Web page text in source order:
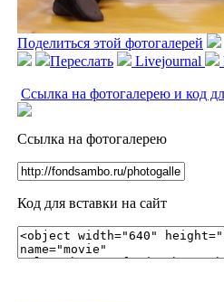
Поделиться этой фотогалерей
Переслать
Livejournal
Ссылка на фотогалерею и код
Ссылка на фотогалерею
Код для вставки на сайт